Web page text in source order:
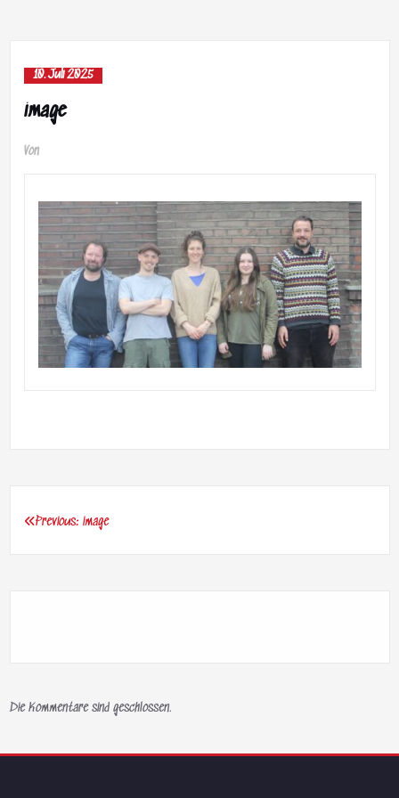
10. Juli 2025
image
Von
Beitragsnavigation
Previous: image
Die Kommentare sind geschlossen.